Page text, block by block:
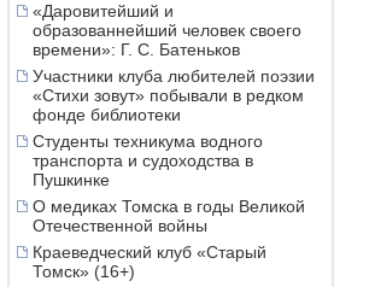
«Даровитейший и
образованнейший человек своего
времени»: Г. С. Батеньков
Участники клуба любителей поэзии
«Стихи зовут» побывали в редком
фонде библиотеки
Студенты техникума водного
транспорта и судоходства в
Пушкинке
О медиках Томска в годы Великой
Отечественной войны
Краеведческий клуб «Старый
Томск» (16+)